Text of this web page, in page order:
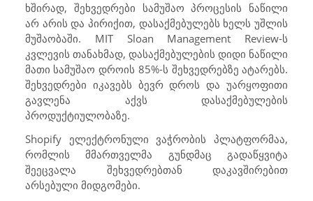
ხშირად, შეხვედრები სამუშაო პროცესის ნაწილი
არ არის და პირიქით, დასაქმებულებს ხელს უშლის
მუშაობაში. MIT Sloan Management Review-ს
კვლევის თანახმად, დასაქმებულების დიდი ნაწილი
მათი სამუშაო დროის 85%-ს შეხვედრებზე ატარებს.
შეხვედრები იკავებს ბევრ დროს და უარყოფითი
გავლენა აქვს დასაქმებულების
პროდუქტიულობაზე.
Shopify ელექტრონული ვაჭრობის პლატფორმაა,
რომლის მმართველმა გუნდმაც გადაწყვიტა
შეეცვალა შეხვედრებთან დაკავშირებით
არსებული მიდგომები.